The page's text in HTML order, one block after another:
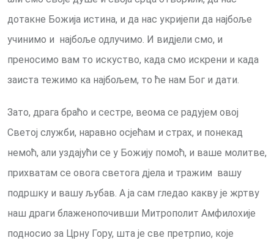
дотакне Божија истина, и да нас укријепи да најбоље
учинимо и најбоље одлучимо. И видјели смо, и
преносимо вам то искуство, када смо искрени и када
заиста тежимо ка најбољем, то ће нам Бог и дати.
Зато, драга браћо и сестре, веома се радујем овој
Светој служби, наравно осјећам и страх, и понекад
немоћ, али уздајући се у Божију помоћ, и ваше молитве,
прихватам се овога светога дјела и тражим вашу
подршку и вашу љубав. А ја сам гледао какву је жртву
наш драги блаженопочивши Митрополит Амфилохије
подносио за Црну Гору, шта је све претрпио, које